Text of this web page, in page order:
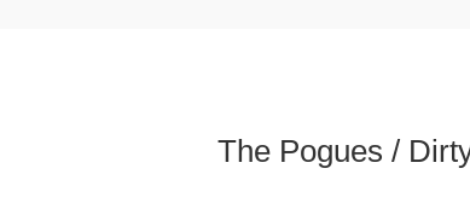
The Pogues /